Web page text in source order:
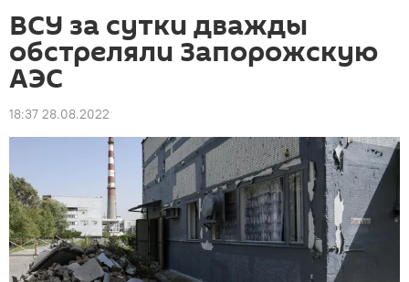
ВСУ за сутки дважды
обстреляли Запорожскую
АЭС
18:37 28.08.2022